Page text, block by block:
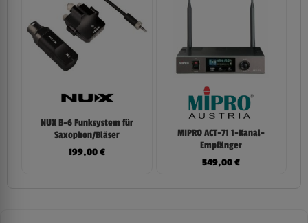
NUX B-6 Funksystem für
Saxophon/Bläser
199,00€
MIPRO ACT-71 1-Kanal-
Empfänger
549,00€